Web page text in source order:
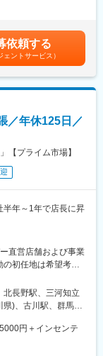
ントの整備
用
した品質改善
策への品質観点で
Actions, BugBug
CloudWatch
Sonnet 4, OpenAI
や面接での評価を考
あくまでも目安の
あります。月給(月額)
依頼する
ェントサービス）
／年休125日／
【プライム市場】
半年～1年で店長に昇
直営店舗および事業
の初任地は希望考
業所（将来的に海
！※受動喫煙対策：
365日、スマホか
県・埼玉県・茨城
石川県・福井県・
北長野駅、三河知立
)、古川駅、群馬総
田駅、南永山駅、
本八戸駅、清水駅
円＋インセンテ